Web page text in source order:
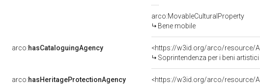
arco:MovableCulturalProperty
Bene mobile
arco:hasCataloguingAgency
<https://w3id.org/arco/resource/
Soprintendenza per i beni
arco:hasHeritageProtectionAgency
<https://w3id.org/arco/resource/